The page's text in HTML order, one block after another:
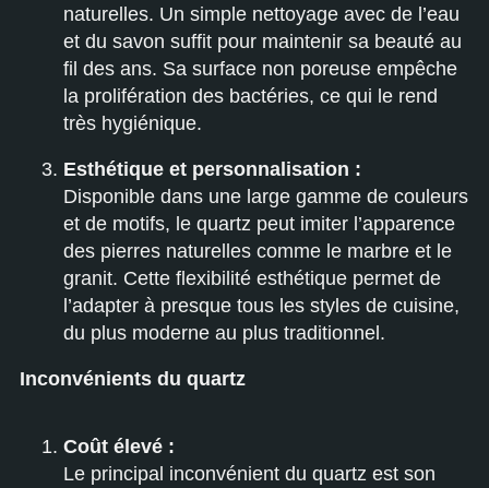
naturelles. Un simple nettoyage avec de l’eau
et du savon suffit pour maintenir sa beauté au
fil des ans. Sa surface non poreuse empêche
la prolifération des bactéries, ce qui le rend
très hygiénique.
Esthétique et personnalisation :
Disponible dans une large gamme de couleurs
et de motifs, le quartz peut imiter l’apparence
des pierres naturelles comme le marbre et le
granit. Cette flexibilité esthétique permet de
l’adapter à presque tous les styles de cuisine,
du plus moderne au plus traditionnel.
Inconvénients du quartz
Coût élevé :
Le principal inconvénient du quartz est son